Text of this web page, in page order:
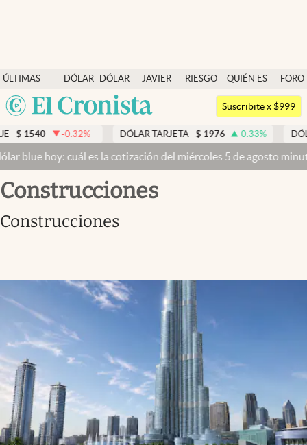
ÚLTIMAS
NOTICIAS
DÓLAR
DÓLAR
BLUE
JAVIER
RIESGO
QUIÉN ES
QUIÉN
FORO
Argentina
México
Dólar
Members
Economía y Política
Finanzas y Mercados
Mercados Online
Apertura
Infotechnology
Clase
Clima
Mundial 2026
Eventos Corporativos
Suscribite x $999
% DÓLAR TARJETA $ 1976 0.33% DÓLAR MEP
es la cotización del miércoles 5 de agosto minuto a minuto
construcciones
construcciones